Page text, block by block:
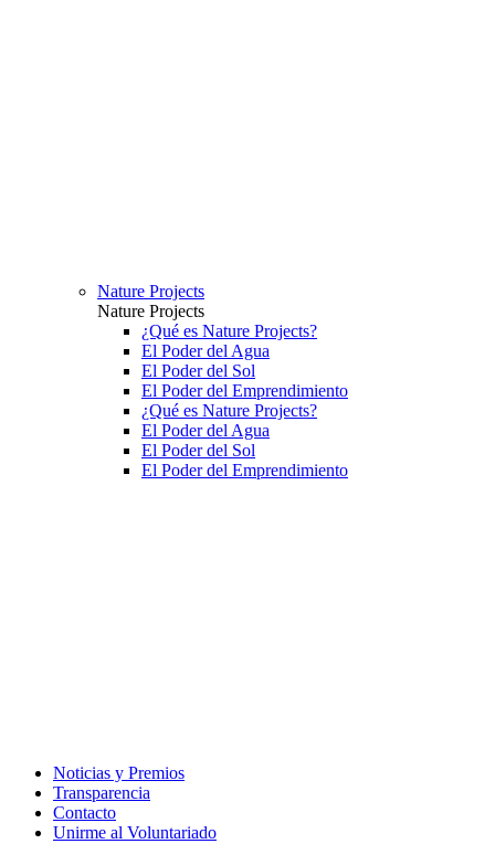
Nature Projects
Nature Projects
¿Qué es Nature Projects?
El Poder del Agua
El Poder del Sol
El Poder del Emprendimiento
¿Qué es Nature Projects?
El Poder del Agua
El Poder del Sol
El Poder del Emprendimiento
Noticias y Premios
Transparencia
Contacto
Unirme al Voluntariado